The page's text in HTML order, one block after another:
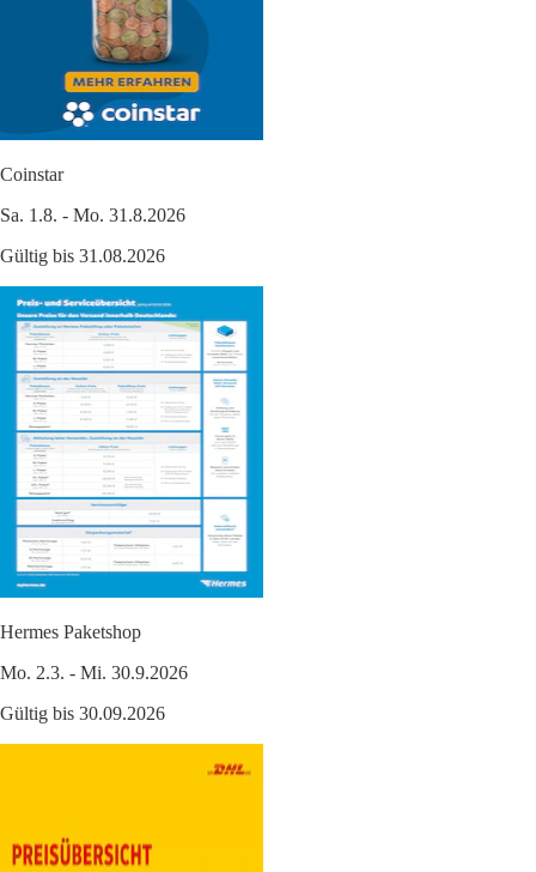
Coinstar
Sa. 1.8. - Mo. 31.8.2026
Gültig bis 31.08.2026
Hermes Paketshop
Mo. 2.3. - Mi. 30.9.2026
Gültig bis 30.09.2026